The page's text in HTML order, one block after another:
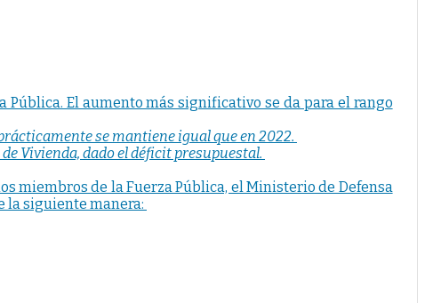
El aumento más significativo se da para el rango
se mantiene igual que en 2022.
Vivienda, dado el déficit presupuestal.
miembros de la Fuerza Pública, el Ministerio de Defensa
la siguiente manera: